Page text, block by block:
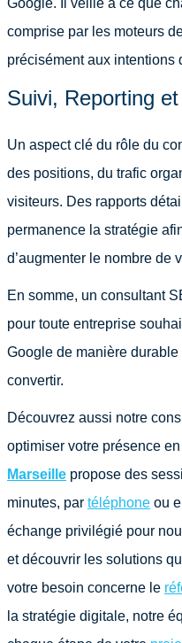
Google. Il veille à ce que
comprise par les moteurs
précisément aux intentions
Suivi, Reporting
Un aspect clé du rôle du
des positions, du trafic
visiteurs. Des rapports
permanence la stratégie
d’augmenter le nombre de
En somme, un consultant
pour toute entreprise
Google de manière
convertir.
Découvrez aussi notre
optimiser votre présence
Marseille propose des
minutes, par téléphone ou
échange privilégié pour
et découvrir les solutions
votre besoin concerne le
la stratégie digitale, notre